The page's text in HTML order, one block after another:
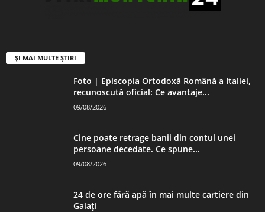
ȘI MAI MULTE ȘTIRI
Foto | Episcopia Ortodoxă Română a Italiei,
recunoscută oficial: Ce avantaje...
09/08/2026
Cine poate retrage banii din contul unei
persoane decedate. Ce spune...
09/08/2026
24 de ore fără apă în mai multe cartiere din
Galați